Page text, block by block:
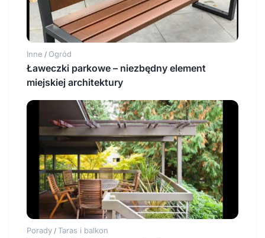
Inne / Ogród
Ławeczki parkowe – niezbędny element
miejskiej architektury
Porady / Taras i balkon